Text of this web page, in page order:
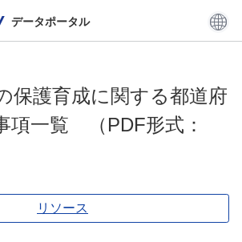
データポータル
護育成に関する都道府
項一覧 （PDF形式：
リソース